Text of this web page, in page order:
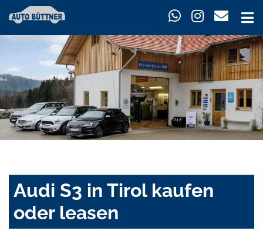
Audi S3 in Tirol kaufen
oder leasen